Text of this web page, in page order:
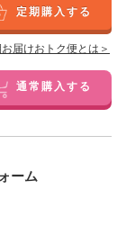
定期購入する
届けおトク便とは＞
通常購入する
ーム